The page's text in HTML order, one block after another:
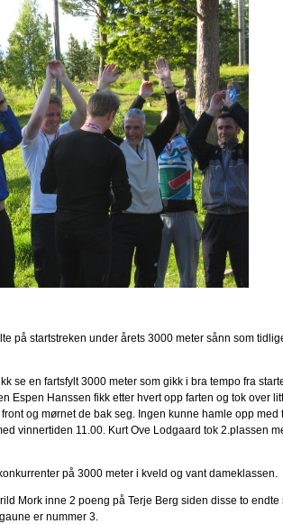
på startstreken under årets 3000 meter sånn som
se en fartsfylt 3000 meter som gikk i bra tempo fra
Espen Hanssen fikk etter hvert opp farten og tok over
og mørnet de bak seg. Ingen kunne hamle opp med
vinnertiden 11.00. Kurt Ove Lodgaard tok 2.plassen
på 3000 meter i kveld og vant dameklassen.
Mork inne 2 poeng på Terje Berg siden disse to
er nummer 3.